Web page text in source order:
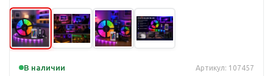
В наличии Артикул: 107457